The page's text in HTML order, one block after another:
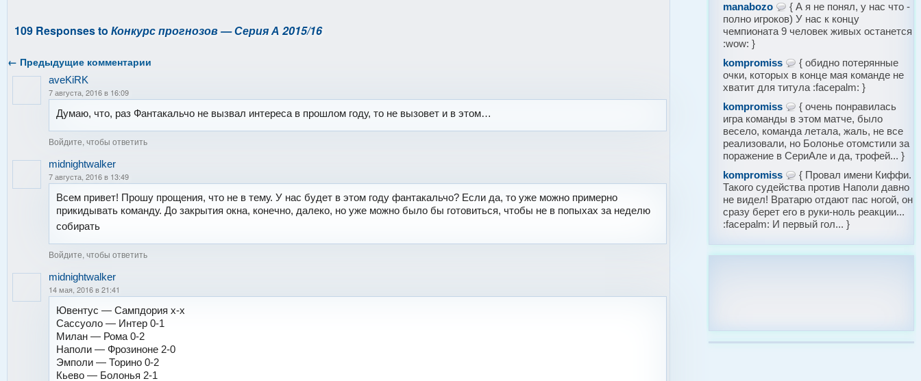
109 Responses to Конкурс прогнозов — Серия А 2015/16
← Предыдущие комментарии
aveKiRK
7 августа, 2016 в 16:09
Думаю, что, раз Фантакальчо не вызвал интереса в прошлом году, то не вызовет и в этом…
Войдите, чтобы ответить
midnightwalker
7 августа, 2016 в 13:49
Всем привет! Прошу прощения, что не в тему. У нас будет в этом году фантакальчо? Если да, то уже можно примерно
прикидывать команду. До закрытия окна, конечно, далеко, но уже можно было бы готовиться, чтобы не в попыхах за неделю
собирать
Войдите, чтобы ответить
midnightwalker
14 мая, 2016 в 21:41
Ювентус — Сампдория х-х
Сассуоло — Интер 0-1
Милан — Рома 0-2
Наполи — Фрозиноне 2-0
Эмполи — Торино 0-2
Кьево — Болонья 2-1
manabozo
{ А я не понял, у нас что -
полно игроков) У нас к концу
чемпионата 9 человек живых останется
:wow: }
kompromiss
{ обидно потерянные
очки, которых в конце мая команде не
хватит для титула :facepalm: }
kompromiss
{ очень понравилась
игра команды в этом матче, было
весело, команда летала, жаль, не все
реализовали, но Болонье отомстили за
поражение в СериАле и да, трофей... }
kompromiss
{ Провал имени Киффи.
Такого судейства против Наполи давно
не видел! Вратарю отдают пас ногой, он
сразу берет его в руки-ноль реакции...
:facepalm: И первый гол... }